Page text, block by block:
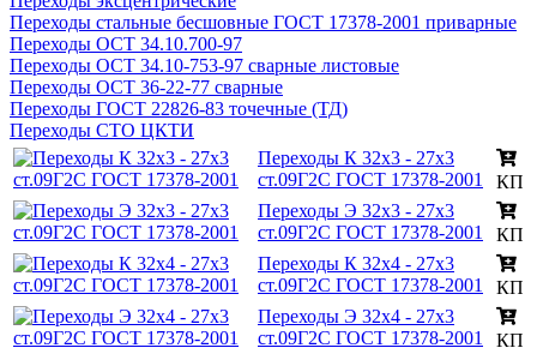
Переходы стальные бесшовные ГОСТ 17378-2001 приварные
Переходы ОСТ 34.10.700-97
Переходы ОСТ 34.10-753-97 сварные листовые
Переходы ОСТ 36-22-77 сварные
Переходы ГОСТ 22826-83 точечные (ТД)
Переходы СТО ЦКТИ
Переходы К 32х3 - 27х3
ст.09Г2С ГОСТ 17378-2001
КП
Переходы Э 32х3 - 27х3
ст.09Г2С ГОСТ 17378-2001
КП
Переходы К 32х4 - 27х3
ст.09Г2С ГОСТ 17378-2001
КП
Переходы Э 32х4 - 27х3
ст.09Г2С ГОСТ 17378-2001
КП